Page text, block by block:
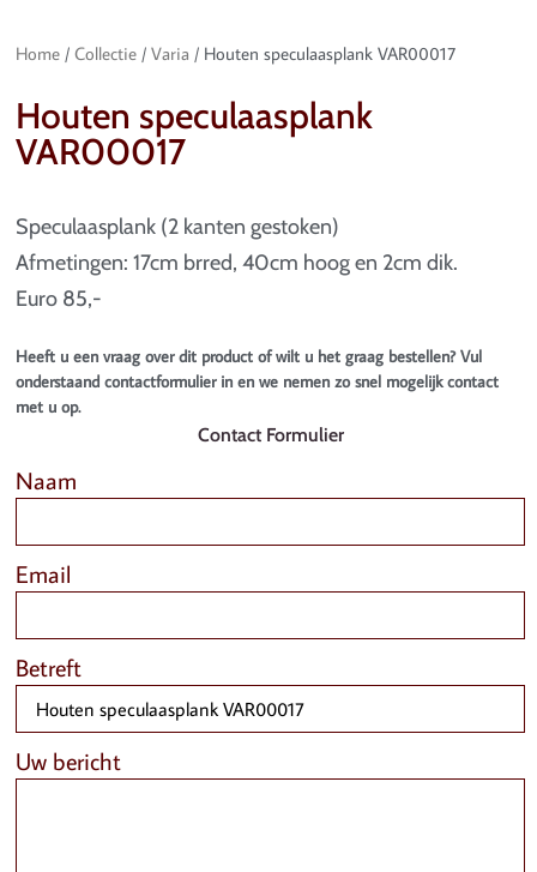
Home / Collectie / Varia / Houten speculaasplank VAR00017
Houten speculaasplank
VAR00017
Speculaasplank (2 kanten gestoken)
Afmetingen: 17cm brred, 40cm hoog en 2cm dik.
Euro 85,-
Heeft u een vraag over dit product of wilt u het graag bestellen? Vul
onderstaand contactformulier in en we nemen zo snel mogelijk contact
met u op.
Contact Formulier
Naam
Email
Betreft
Uw bericht